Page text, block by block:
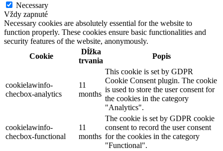
Necessary
Vždy zapnuté
Necessary cookies are absolutely essential for the website to
function properly. These cookies ensure basic functionalities and
security features of the website, anonymously.
Cookie
Dĺžka
trvania
Popis
cookielawinfo-
checbox-analytics
11
months
This cookie is set by GDPR
Cookie Consent plugin. The cookie
is used to store the user consent for
the cookies in the category
"Analytics".
cookielawinfo-
checbox-functional
11
months
The cookie is set by GDPR cookie
consent to record the user consent
for the cookies in the category
"Functional".